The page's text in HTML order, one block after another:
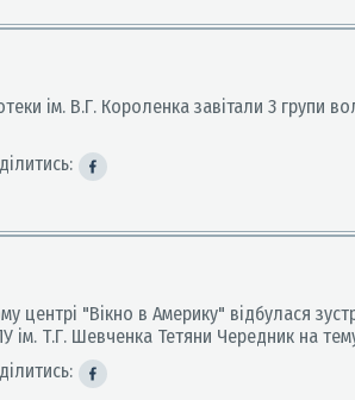
ім. В.Г. Короленка завітали 3
центрі "Вікно в Америку" відбулася
ім. Т.Г. Шевченка Тетяни Чередник на